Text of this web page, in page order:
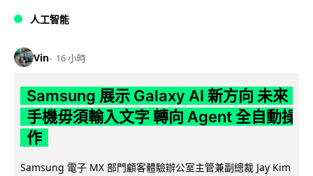
人工智能
Vin 16 小時
Samsung 展示 Galaxy AI 新方向 未來
手機毋須輸入文字 轉向 Agent 全自動操
作
Samsung 電子 MX 部門顧客體驗辦公室主管兼副總裁 Jay Kim